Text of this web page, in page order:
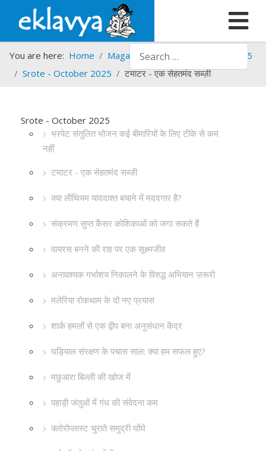
Search
You are here: Home Magazines Srote
Srote - 2025
Srote - October 2025
टमाटर - एक सेहतमंद सब्ज़ी
Srote - October 2025
भरपेट संतुलित भोजन कई बीमारियों के लिए टीके से कम
नहीं
टमाटर - एक सेहतमंद सब्ज़ी
क्या लीथियम याददाश्त बचाने में मददगार है?
संक्रमण सुप्त कैंसर कोशिकाओं को जगा सकते हैं
वायरस बनने की राह पर एक सूक्ष्मजीव
अनावश्यक गर्भाशय निकालने के विरुद्ध अभियान ज़रूरी
मलेरिया रोकथाम के दो नए प्रयास
शार्क हमलों से एक द्वीप बना अनुसंधान केंद्र
घड़ियाल संरक्षण के पचास साल: क्या हम सफल हुए?
मछुआरा बिल्ली की खोज में
पहाड़ी जंतुओं में गंध की संवेदना कम
क्लोरोप्लास्ट चुराते समुद्री घोंघे